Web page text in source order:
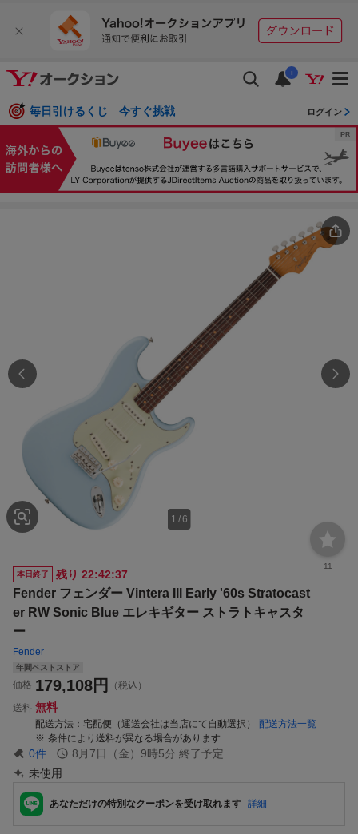
i
毎日引けるくじ 今すぐ挑戦 ログイン
1 /6
11
本日終了
残り 22:42:37
Fender フェンダー Vintera III Early '60s Stratocast
er RW Sonic Blue エレキギター ストラトキャスタ
ー
Fender
年間ベストストア
価格 179,108円
（税込）
送料 無料
配送方法 宅配便（運送会社は当店にて自動選択）
配送方法一覧
条件により送料が異なる場合があります
0件 8月7日（金）9時5分 終了予定
未使用
あなただけの特別なクーポンを受け取れます 詳細